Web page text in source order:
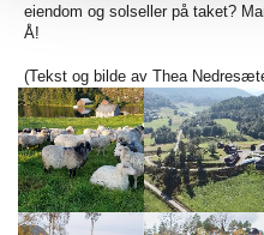
eiendom og solseller på taket?
Å!
(Tekst og bilde av Thea